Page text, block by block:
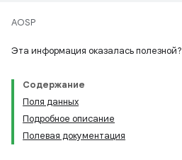
AOSP
Эта информация оказалась полезной?
Содержание
Поля данных
Подробное описание
Полевая документация